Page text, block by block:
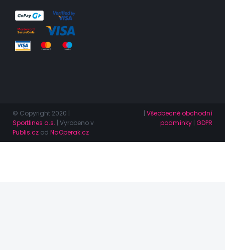
© Copyright 2020 |
Sportlines a.s. | Vyrobeno v
Publis.cz od NaOperak.cz
| Všeobecné obchodní
podmínky | GDPR